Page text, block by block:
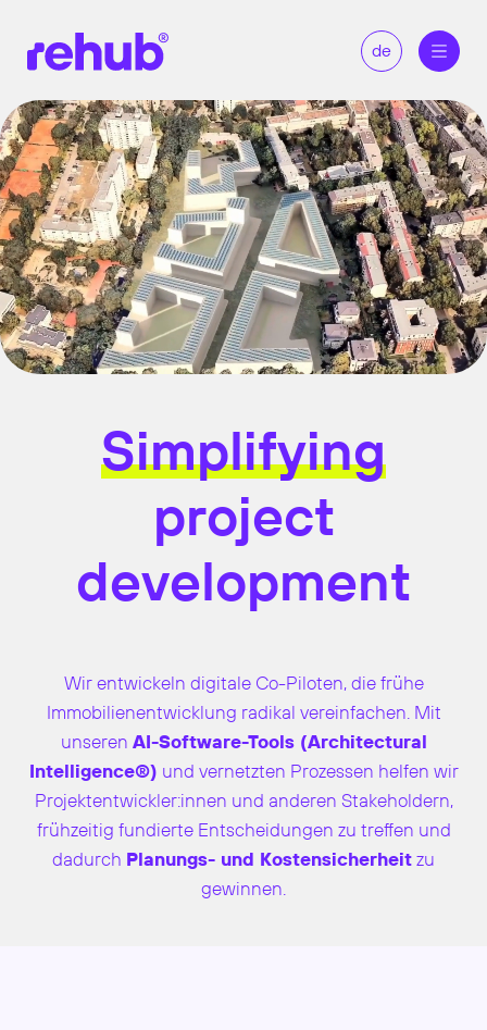
de
Simplifying
project
development
Wir entwickeln digitale Co-Piloten, die frühe
Immobilienentwicklung radikal vereinfachen. Mit
unseren AI-Software-Tools (Architectural
Intelligence®) und vernetzten Prozessen helfen wir
Projektentwickler:innen und anderen Stakeholdern,
frühzeitig fundierte Entscheidungen zu treffen und
dadurch Planungs- und Kostensicherheitzu
gewinnen.